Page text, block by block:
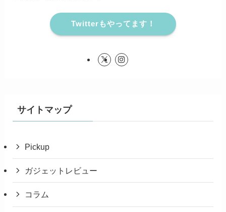
Twitterもやってます！
サイトマップ
Pickup
ガジェットレビュー
コラム